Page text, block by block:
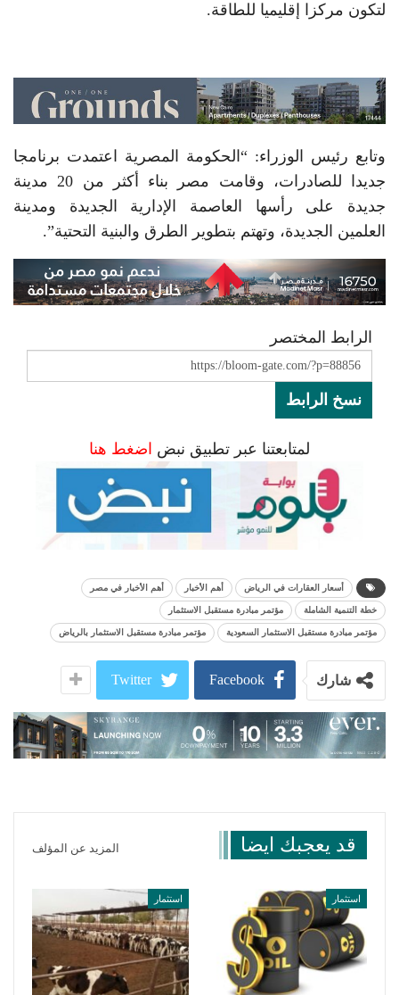
لتكون مركزا إقليميا للطاقة.
وتابع رئيس الوزراء: “الحكومة المصرية اعتمدت برنامجا
جديدا للصادرات، وقامت مصر بناء أكثر من 20 مدينة
جديدة على رأسها العاصمة الإدارية الجديدة ومدينة
العلمين الجديدة، وتهتم بتطوير الطرق والبنية التحتية”.
الرابط المختصر
نسخ الرابط
لمتابعتنا عبر تطبيق نبض اضغط هنا
أسعار العقارات في الرياض أهم الأخبار أهم الأخبار في مصر
خطة التنمية الشاملة مؤتمر مبادرة مستقبل الاستثمار
مؤتمر مبادرة مستقبل الاستثمار السعودية مؤتمر مبادرة مستقبل الاستثمار بالرياض
شارك Facebook
Twitter
قد يعجبك ايضا المزيد عن المؤلف
استثمار استثمار